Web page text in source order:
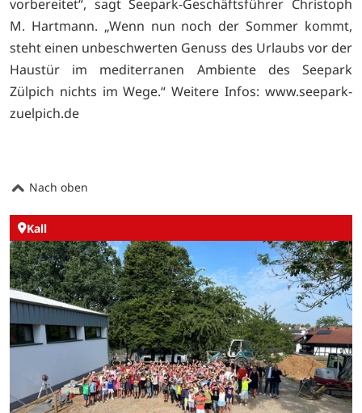
vorbereitet“, sagt Seepark-Geschäftsführer Christoph
M. Hartmann. „Wenn nun noch der Sommer kommt,
steht einen unbeschwerten Genuss des Urlaubs vor der
Haustür im mediterranen Ambiente des Seepark
Zülpich nichts im Wege.“ Weitere Infos: www.seepark-
zuelpich.de
Nach oben
Kall